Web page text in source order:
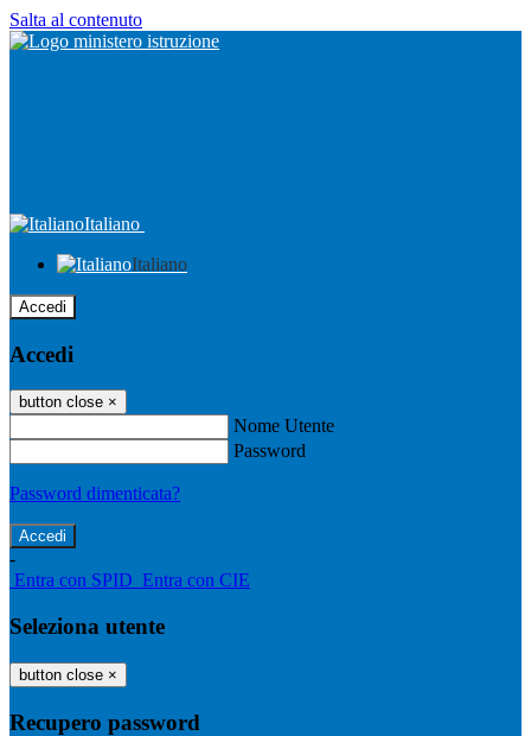
Salta al contenuto
Italiano
Italiano
Accedi
Accedi
button close ×
Nome Utente
Password
Password dimenticata?
-
Entra con SPID Entra con CIE
Seleziona utente
button close ×
Recupero password